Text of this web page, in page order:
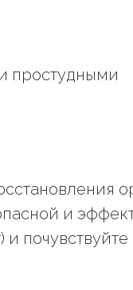
простудными
и
почувствуйте